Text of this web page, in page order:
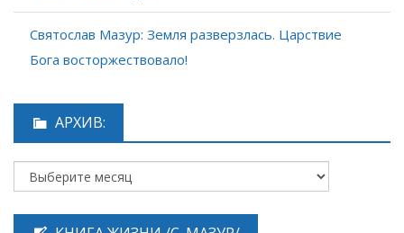
Святослав Мазур: Земля разверзлась. Царствие
Бога восторжествовало!
АРХИВ: